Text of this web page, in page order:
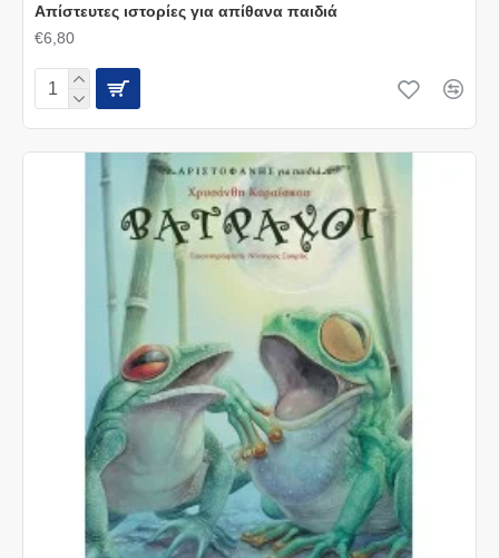
Απίστευτες ιστορίες για απίθανα παιδιά
€6,80